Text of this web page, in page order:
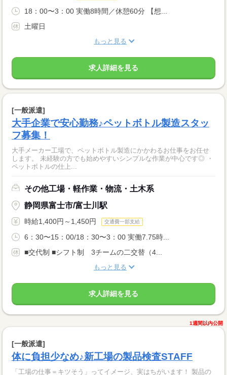
18：00〜3：00 実働8時間／休憩60分 【想...
土曜日
もっと見る
求人詳細を見る
[一般派遣]
大手企業で安心勤務♪ペットボトル製造スタッ
フ募集！
大手メーカー工場で、ペットボトル製造にかかわるお仕事をお任せ
します。 未経験の方でも始めやすいシンプルな作業が中心です◎ ・
ペットボトルの仕上...
その他工場・軽作業・物流・土木系
静岡県富士市/富士川駅
時給1,400円～1,450円 交通費一部支給
6：30〜15：00/18：30〜3：00 実働7.75時...
■交代制 ■シフト制 3チームの二交替（4...
もっと見る
求人詳細を見る
1週間以内公開
[一般派遣]
体に負担少なめ♪新工場の製品検査STAFF
「工場の仕事＝キツそう」ってイメージ、実はちがいます！ 製品の